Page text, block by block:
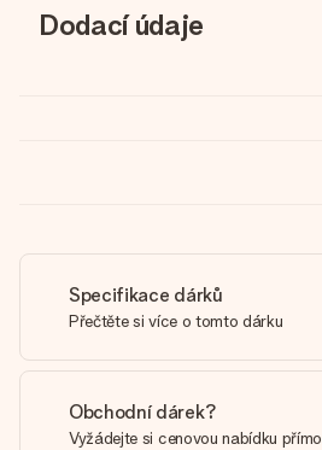
Dodací údaje
Specifikace dárků
Přečtěte si více o tomto dárku
Obchodní dárek?
Vyžádejte si cenovou nabídku přímo